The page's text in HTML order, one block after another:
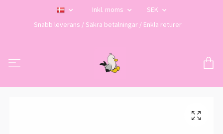
Inkl. moms
SEK
Snabb leverans / Säkra betalningar / Enkla returer